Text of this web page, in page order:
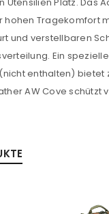
hohen Tragekomfort
und verstellbaren
Ein
enthalten) bietet
AW Cove schützt